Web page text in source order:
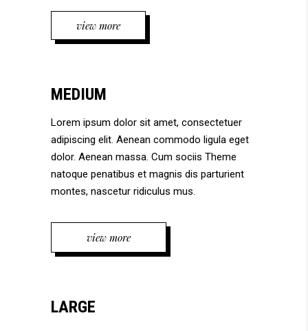
view more
MEDIUM
Lorem ipsum dolor sit amet, consectetuer
adipiscing elit. Aenean commodo ligula eget
dolor. Aenean massa. Cum sociis Theme
natoque penatibus et magnis dis parturient
montes, nascetur ridiculus mus.
view more
LARGE